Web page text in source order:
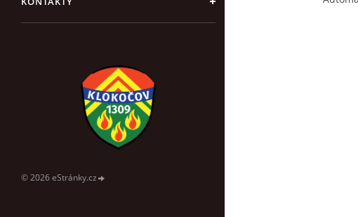
© 2026 eStránky.cz